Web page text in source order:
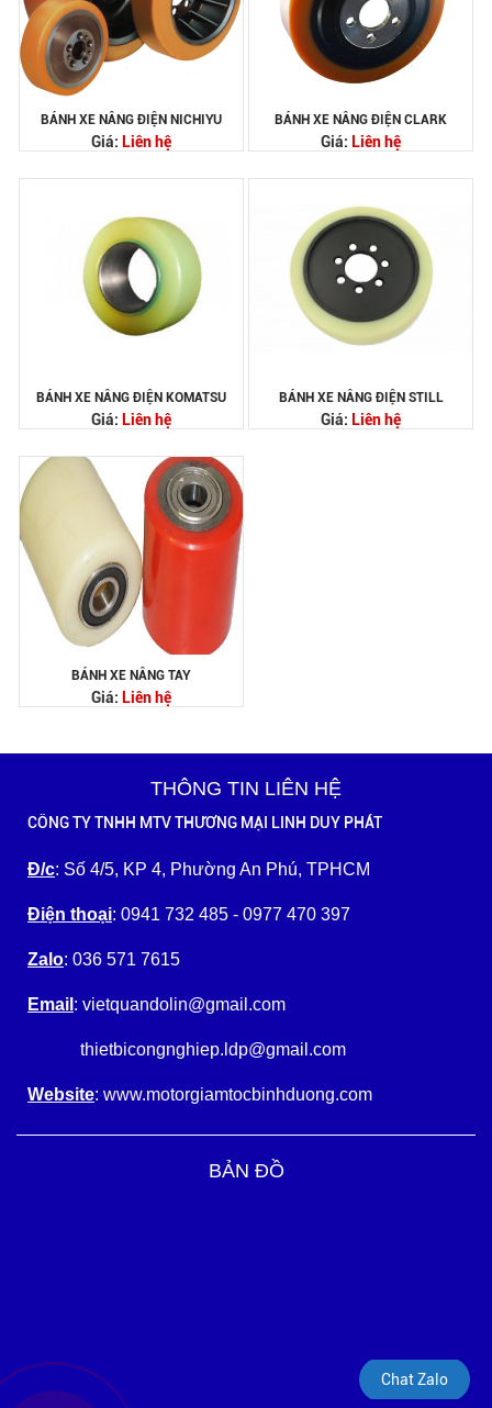
BÁNH XE NÂNG ĐIỆN NICHIYU
Giá: Liên hệ
BÁNH XE NÂNG ĐIỆN CLARK
Giá: Liên hệ
BÁNH XE NÂNG ĐIỆN KOMATSU
Giá: Liên hệ
BÁNH XE NÂNG ĐIỆN STILL
Giá: Liên hệ
BÁNH XE NÂNG TAY
Giá: Liên hệ
THÔNG TIN LIÊN HỆ
CÔNG TY TNHH MTV THƯƠNG MẠI LINH DUY PHÁT
Đ/c: Số 4/5, KP 4, Phường An Phú, TPHCM
Điện thoại: 0941 732 485 - 0977 470 397
Zalo: 036 571 7615
Email : vietquandolin@gmail.com
thietbicongnghiep.ldp@gmail.com
Website: www.motorgiamtocbinhduong.com
BẢN ĐỒ
Chat Zalo